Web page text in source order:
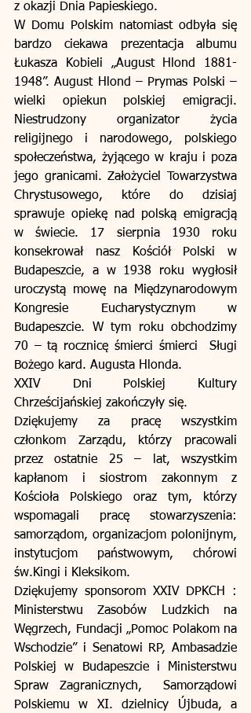
z okazji Dnia Papieskiego.
W Domu Polskim natomiast odbyła się
bardzo ciekawa prezentacja albumu
Łukasza Kobieli „August Hlond 1881-
1948”. August Hlond – Prymas Polski –
wielki opiekun polskiej emigracji.
Niestrudzony organizator życia
religijnego i narodowego, polskiego
społeczeństwa, żyjącego w kraju i poza
jego granicami. Założyciel Towarzystwa
Chrystusowego, które do dzisiaj
sprawuje opiekę nad polską emigracją
w świecie. 17 sierpnia 1930 roku
konsekrował nasz Kościół Polski w
Budapeszcie, a w 1938 roku wygłosił
uroczystą mowę na Międzynarodowym
Kongresie Eucharystycznym w
Budapeszcie. W tym roku obchodzimy
70 – tą rocznicę śmierci śmierci  Sługi
Bożego kard. Augusta Hlonda.
XXIV Dni Polskiej Kultury
Chrześcijańskiej zakończyły się.
Dziękujemy za pracę wszystkim
członkom Zarządu, którzy pracowali
przez ostatnie 25 – lat, wszystkim
kapłanom i siostrom zakonnym z
Kościoła Polskiego oraz tym, którzy
wspomagali pracę stowarzyszenia:
samorządom, organizacjom polonijnym,
instytucjom państwowym, chórowi
św.Kingi i Kleksikom.
Dziękujemy sponsorom XXIV DPKCH :
Ministerstwu Zasobów Ludzkich na
Węgrzech, Fundacji „Pomoc Polakom na
Wschodzie” i Senatowi RP, Ambasadzie
Polskiej w Budapeszcie i Ministerstwu
Spraw Zagranicznych,  Samorządowi
Polskiemu w XI. dzielnicy Újbuda, a